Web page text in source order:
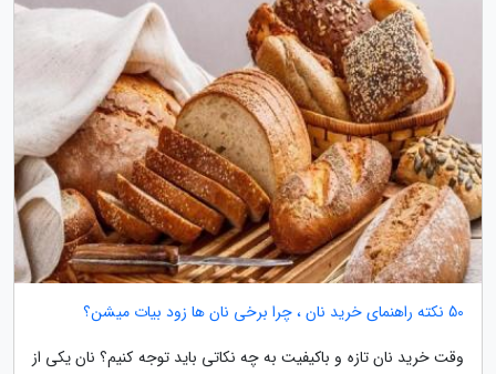
50 نکته راهنمای خرید نان ، چرا برخی نان ها زود بیات میشن؟
وقت خرید نان تازه و باکیفیت به چه نکاتی باید توجه کنیم؟ نان یکی از